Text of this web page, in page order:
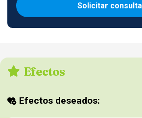
Solicitar consulta
Efectos
Efectos deseados: